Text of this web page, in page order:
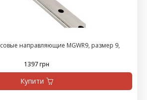
направляющие MGWR9, размер 9,
1397 грн
Купити